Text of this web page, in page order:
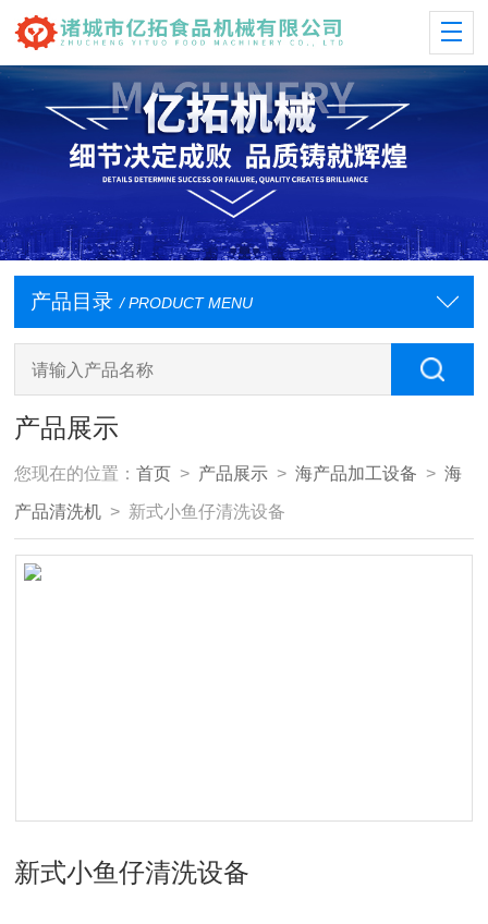
产品目录 / PRODUCT MENU
产品展示
您现在的位置：首页 > 产品展示 >海产品加工设备 >海
产品清洗机 > 新式小鱼仔清洗设备
新式小鱼仔清洗设备